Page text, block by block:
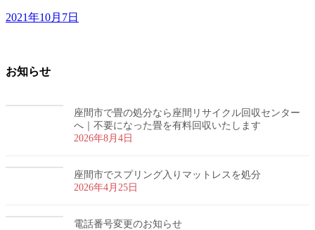
2021年10月7日
お知らせ
座間市で畳の処分なら座間リサイクル回収センター
へ｜不要になった畳を有料回収いたします
2026年8月4日
座間市でスプリング入りマットレスを処分
2026年4月25日
電話番号変更のお知らせ